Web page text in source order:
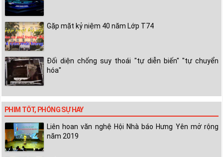
Gặp mặt kỷ niệm 40 năm Lớp T74
Đối diện chống suy thoái "tự diễn biến" "tự chuyển
hóa"
PHIM TỐT, PHÓNG SỰ HAY
Liên hoan văn nghệ Hội Nhà báo Hưng Yên mở rộng
năm 2019